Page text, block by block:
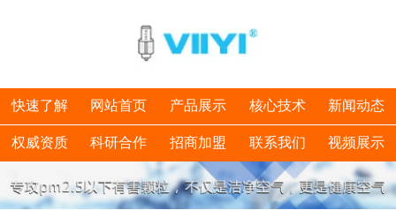
快速了解 网站首页 产品展示 核心技术 新闻动态
权威资质 科研合作 招商加盟 联系我们 视频展示